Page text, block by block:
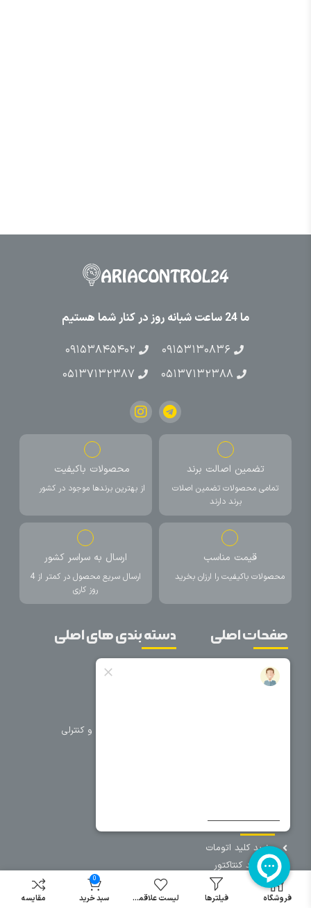
ما 24 ساعت شبانه روز در کنار شما هستیم
۰۹۱۵۳۱۳۰۸۳۶
۰۹۱۵۳۸۴۵۴۰۲
۰۵۱۳۷۱۳۲۳۸۸
۰۵۱۳۷۱۳۲۳۸۷
تضمین اصالت برند
تمامی محصولات تضمین اصلات
برند دارند
محصولات باکیفیت
از بهترین برندها موجود در کشور
قیمت مناسب
محصولات باکیفیت را ارزان بخرید
ارسال به سراسر کشور
ارسال سریع محصول در کمتر از 4
روز کاری
صفحات اصلی
خانه
دسته بندی های اصلی
تجهیزات حفاظتی و کنترلی
سایر دسته بندی ها
خرید کلید اتومات
خرید کنتاکتور
خرید فیوز
مینیاتوری
فروشگاه فیلترها لیست علاقمندی
0
سبد خرید مقایسه